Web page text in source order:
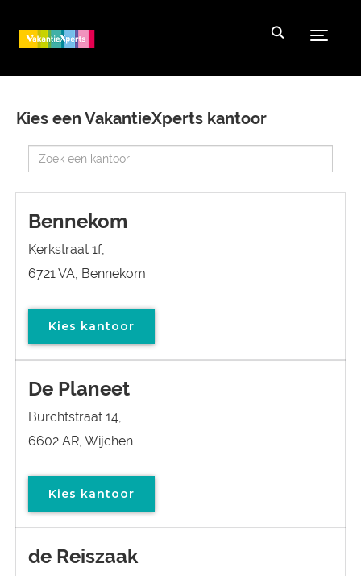
Kies een VakantieXperts kantoor
Bennekom
Kerkstraat 1f,
6721 VA, Bennekom
Kies kantoor
De Planeet
Burchtstraat 14,
6602 AR, Wijchen
Kies kantoor
de Reiszaak